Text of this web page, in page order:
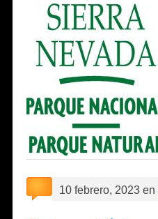
10 febrero, 2023 en